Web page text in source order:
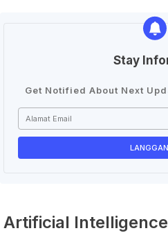
Stay
Get Notified About Next
Artificial Intelligence